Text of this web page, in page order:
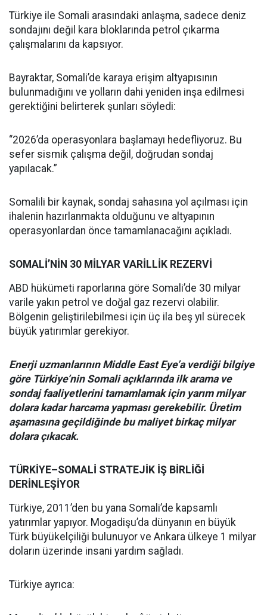
Türkiye ile Somali arasındaki anlaşma, sadece deniz
sondajını değil kara bloklarında petrol çıkarma
çalışmalarını da kapsıyor.
Bayraktar, Somali’de karaya erişim altyapısının
bulunmadığını ve yolların dahi yeniden inşa edilmesi
gerektiğini belirterek şunları söyledi:
“2026’da operasyonlara başlamayı hedefliyoruz. Bu
sefer sismik çalışma değil, doğrudan sondaj
yapılacak.”
Somalili bir kaynak, sondaj sahasına yol açılması için
ihalenin hazırlanmakta olduğunu ve altyapının
operasyonlardan önce tamamlanacağını açıkladı.
SOMALİ’NİN 30 MİLYAR VARİLLİK REZERVİ
ABD hükümeti raporlarına göre Somali’de 30 milyar
varile yakın petrol ve doğal gaz rezervi olabilir.
Bölgenin geliştirilebilmesi için üç ila beş yıl sürecek
büyük yatırımlar gerekiyor.
Enerji uzmanlarının Middle East Eye’a verdiği bilgiye
göre Türkiye’nin Somali açıklarında ilk arama ve
sondaj faaliyetlerini tamamlamak için yarım milyar
dolara kadar harcama yapması gerekebilir. Üretim
aşamasına geçildiğinde bu maliyet birkaç milyar
dolara çıkacak.
TÜRKİYE–SOMALİ STRATEJİK İŞ BİRLİĞİ
DERİNLEŞİYOR
Türkiye, 2011’den bu yana Somali’de kapsamlı
yatırımlar yapıyor. Mogadişu’da dünyanın en büyük
Türk büyükelçiliği bulunuyor ve Ankara ülkeye 1 milyar
doların üzerinde insani yardım sağladı.
Türkiye ayrıca: